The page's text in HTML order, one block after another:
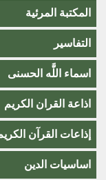
المكتبة المرئية
التفاسير
اسماء اللَّٰه الحسنى
اذاعة القران الكريم
إذاعات القرآن
اساسيات الدين